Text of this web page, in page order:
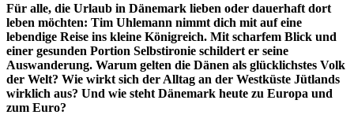
Für alle, die Urlaub in Dänemark lieben oder dauerhaft dort
leben möchten: Tim Uhlemann nimmt dich mit auf eine
lebendige Reise ins kleine Königreich. Mit scharfem Blick und
einer gesunden Portion Selbstironie schildert er seine
Auswanderung. Warum gelten die Dänen als glücklichstes Volk
der Welt? Wie wirkt sich der Alltag an der Westküste Jütlands
wirklich aus? Und wie steht Dänemark heute zu Europa und
zum Euro?